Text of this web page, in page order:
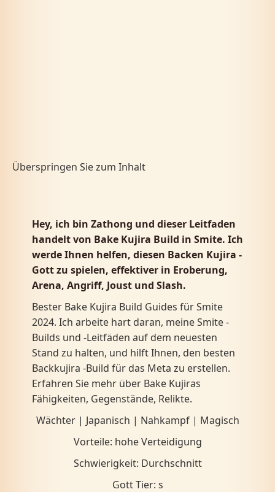
Überspringen Sie zum Inhalt
Hey, ich bin Zathong und dieser Leitfaden
handelt von Bake Kujira Build in Smite. Ich
werde Ihnen helfen, diesen Backen Kujira -
Gott zu spielen, effektiver in Eroberung,
Arena, Angriff, Joust und Slash.
Bester Bake Kujira Build Guides für Smite
2024. Ich arbeite hart daran, meine Smite -
Builds und -Leitfäden auf dem neuesten
Stand zu halten, und hilft Ihnen, den besten
Backkujira -Build für das Meta zu erstellen.
Erfahren Sie mehr über Bake Kujiras
Fähigkeiten, Gegenstände, Relikte.
Wächter | Japanisch | Nahkampf | Magisch
Vorteile: hohe Verteidigung
Schwierigkeit: Durchschnitt
Gott Tier: s